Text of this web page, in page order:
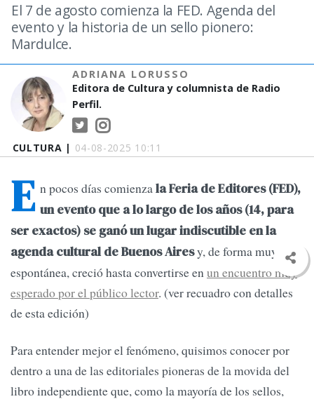
CULTURA | 04-08-2025 10:11
El 7 de agosto comienza la FED. Agenda del
evento y la historia de un sello pionero:
Mardulce.
ADRIANA LORUSSO
Editora de Cultura y columnista de Radio
Perfil.
E n pocos días comienzala Feria de Editores (FED),
un evento que a lo largo de los años (14, para
ser exactos) se ganó un lugar indiscutible en la
agenda cultural de Buenos Airesy, de forma muy
espontánea, creció hasta convertirse enun encuentro muy
esperado por el público lector. (ver recuadro con detalles
de esta edición)
Para entender mejor el fenómeno, quisimos conocer por
dentro a una de las editoriales pioneras de la movida del
libro independiente que, como la mayoría de los sellos,